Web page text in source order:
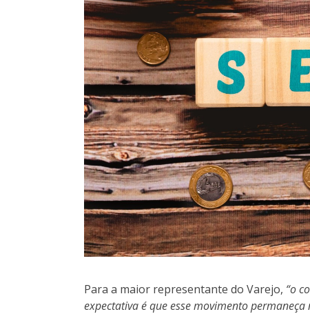
Para a maior representante do Varejo, “o
expectativa é que esse movimento